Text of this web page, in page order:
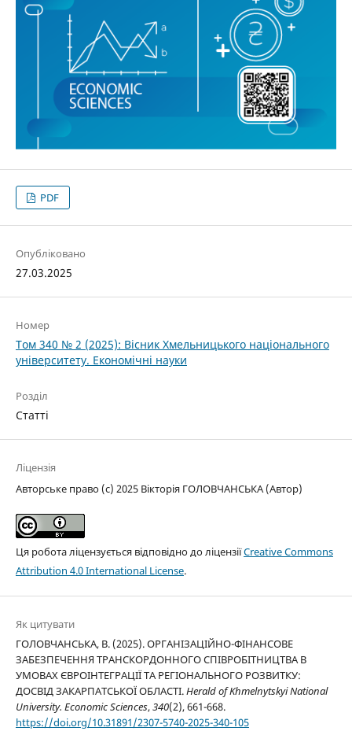
PDF
Опубліковано
27.03.2025
Номер
Том 340 № 2 (2025): Вісник Хмельницького національного
університету. Економічні науки
Розділ
Статті
Ліцензія
Авторське право (c) 2025 Вікторія ГОЛОВЧАНСЬКА (Автор)
Ця робота ліцензується відповідно до ліцензіїCreative Commons
Attribution 4.0 International License.
Як цитувати
ГОЛОВЧАНСЬКА, В. (2025). ОРГАНІЗАЦІЙНО-ФІНАНСОВЕ
ЗАБЕЗПЕЧЕННЯ ТРАНСКОРДОННОГО СПІВРОБІТНИЦТВА В
УМОВАХ ЄВРОІНТЕГРАЦІЇ ТА РЕГІОНАЛЬНОГО РОЗВИТКУ:
ДОСВІД ЗАКАРПАТСЬКОЇ ОБЛАСТІ.Herald of Khmelnytskyi National
University. Economic Sciences,340(2), 661-668.
https://doi.org/10.31891/2307-5740-2025-340-105